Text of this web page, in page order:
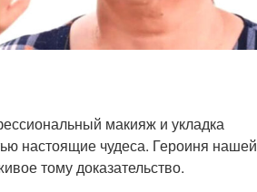
макияж и укладка
настоящие чудеса. Героиня нашей
тому доказательство.